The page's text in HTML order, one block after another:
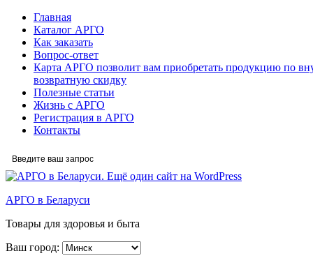
Главная
Каталог АРГО
Как заказать
Вопрос-ответ
Карта АРГО позволит вам приобретать продукцию по
возвратную скидку
Полезные статьи
Жизнь с АРГО
Регистрация в АРГО
Контакты
АРГО в Беларуси
Товары для здоровья и быта
Ваш город: